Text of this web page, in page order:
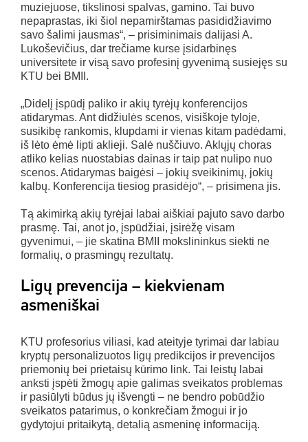
muziejuose, tikslinosi spalvas, gamino. Tai buvo
nepaprastas, iki šiol nepamirštamas pasididžiavimo
savo šalimi jausmas“, – prisiminimais dalijasi A.
Lukoševičius, dar trečiame kurse įsidarbinęs
universitete ir visą savo profesinį gyvenimą susiejęs su
KTU bei BMII.
„Didelį įspūdį paliko ir akių tyrėjų konferencijos
atidarymas. Ant didžiulės scenos, visiškoje tyloje,
susikibę rankomis, klupdami ir vienas kitam padėdami,
iš lėto ėmė lipti aklieji. Salė nuščiuvo. Aklųjų choras
atliko kelias nuostabias dainas ir taip pat nulipo nuo
scenos. Atidarymas baigėsi – jokių sveikinimų, jokių
kalbų. Konferencija tiesiog prasidėjo“, – prisimena jis.
Tą akimirką akių tyrėjai labai aiškiai pajuto savo darbo
prasmę. Tai, anot jo, įspūdžiai, įsirėžę visam
gyvenimui, – jie skatina BMII mokslininkus siekti ne
formalių, o prasmingų rezultatų.
Ligų prevencija – kiekvienam
asmeniškai
KTU profesorius viliasi, kad ateityje tyrimai dar labiau
kryptų personalizuotos ligų predikcijos ir prevencijos
priemonių bei prietaisų kūrimo link. Tai leistų labai
anksti įspėti žmogų apie galimas sveikatos problemas
ir pasiūlyti būdus jų išvengti – ne bendro pobūdžio
sveikatos patarimus, o konkrečiam žmogui ir jo
gydytojui pritaikytą, detalią asmeninę informaciją.